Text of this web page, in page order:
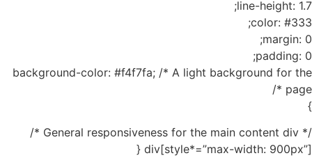
line-height: 1.7;
color: #333;
margin: 0;
padding: 0;
background-color: #f4f7fa; /* A light background for the
page */
}
/* General responsiveness for the main content div */
div[style*=”max-width: 900px”] {